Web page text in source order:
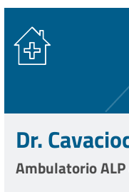
Dr.
Ambulatorio